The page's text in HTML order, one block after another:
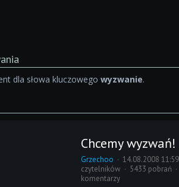
dla słowa kluczowegowyzwanie.
Chcemy wyzwań!
Grzechoo
14.08.2008 11:59
czytelników
5433 pobrań
komentarzy